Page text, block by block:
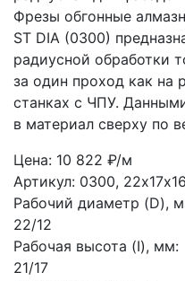
Фрезы обгонные
ST DIA (0300)
радиусной обработки
за один проход как на
станках с ЧПУ.
в материал сверху по
Цена: 10 822 ₽/м
Артикул: 0300,
Рабочий диаметр (D),
22/12
Рабочая высота (I), мм:
21/17